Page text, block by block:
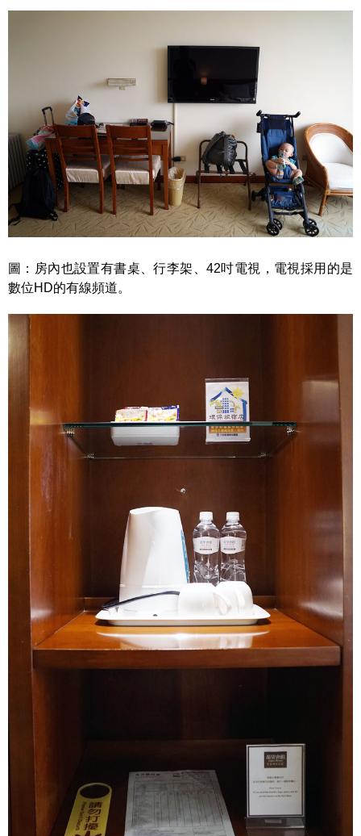
圖：房內也設置有書桌、行李架、42吋電視，電視採用的是
數位HD的有線頻道。